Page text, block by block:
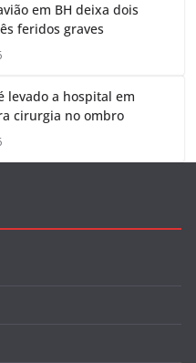
em BH deixa dois
feridos graves
levado a hospital em
cirurgia no ombro